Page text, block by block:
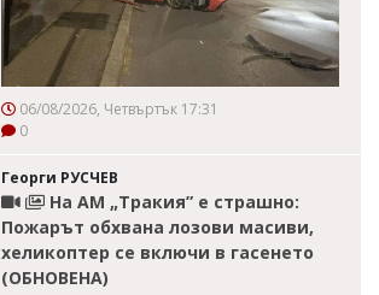
06/08/2026, Четвъртък 17:31
0
Георги РУСЧЕВ
На АМ „Тракия” е страшно:
Пожарът обхвана лозови масиви,
хеликоптер се включи в гасенето
(ОБНОВЕНА)